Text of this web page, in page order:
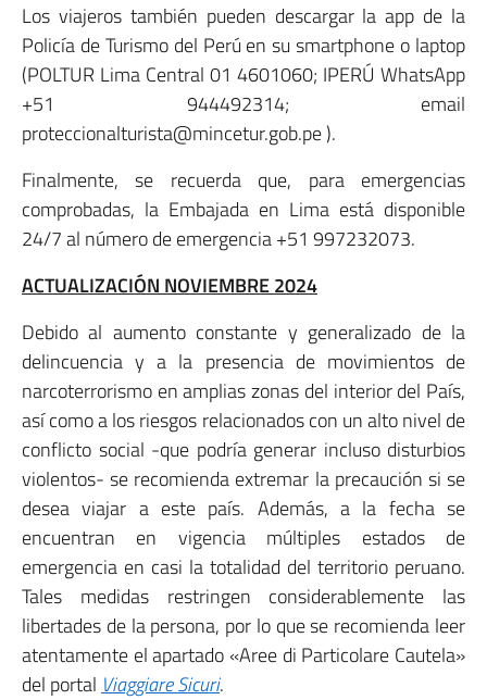
Los viajeros también pueden descargar la app de la
Policía de Turismo del Perú en su smartphone o laptop
(POLTUR Lima Central 01 4601060; IPERÚ WhatsApp
+51 944492314; email
proteccionalturista@mincetur.gob.pe ).
Finalmente, se recuerda que, para emergencias
comprobadas, la Embajada en Lima está disponible
24/7 al número de emergencia +51 997232073.
ACTUALIZACIÓN NOVIEMBRE 2024
Debido al aumento constante y generalizado de la
delincuencia y a la presencia de movimientos de
narcoterrorismo en amplias zonas del interior del País,
así como a los riesgos relacionados con un alto nivel de
conflicto social -que podría generar incluso disturbios
violentos- se recomienda extremar la precaución si se
desea viajar a este país. Además, a la fecha se
encuentran en vigencia múltiples estados de
emergencia en casi la totalidad del territorio peruano.
Tales medidas restringen considerablemente las
libertades de la persona, por lo que se recomienda leer
atentamente el apartado «Aree di Particolare Cautela»
del portal Viaggiare Sicuri.